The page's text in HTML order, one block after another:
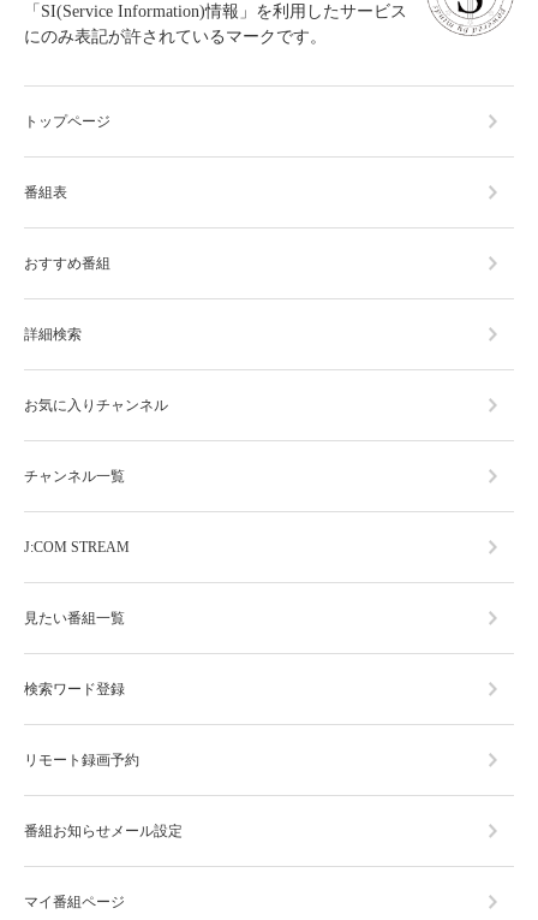
「SI(Service Information)情報」を利用したサービス
にのみ表記が許されているマークです。
トップページ
番組表
おすすめ番組
詳細検索
お気に入りチャンネル
チャンネル一覧
J:COM STREAM
見たい番組一覧
検索ワード登録
リモート録画予約
番組お知らせメール設定
マイ番組ページ